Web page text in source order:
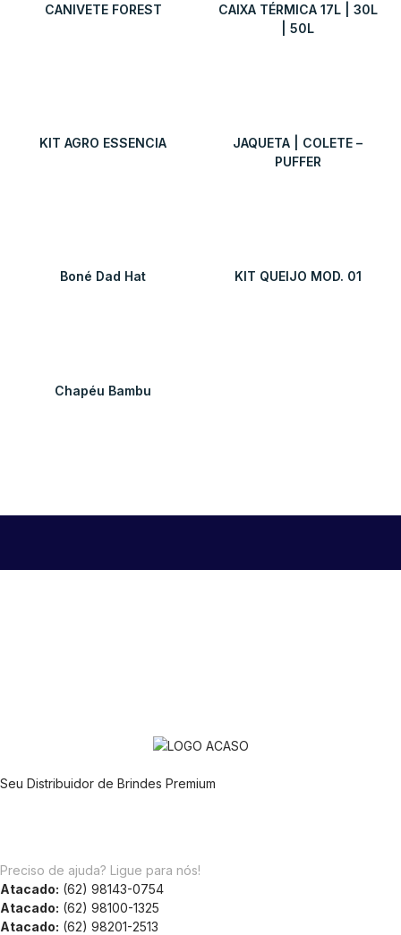
CANIVETE FOREST
CAIXA TÉRMICA 17L | 30L
| 50L
KIT AGRO ESSENCIA
JAQUETA | COLETE –
PUFFER
Boné Dad Hat KIT QUEIJO MOD. 01
Chapéu Bambu
Seu Distribuidor de Brindes Premium
Preciso de ajuda? Ligue para nós!
Atacado: (62) 98143-0754
Atacado: (62) 98100-1325
Atacado: (62) 98201-2513